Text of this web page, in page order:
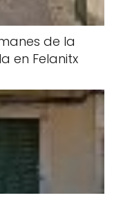
de la
en Felanitx